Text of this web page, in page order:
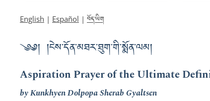
English | Español | བོད་ཡིག
༄༅། །ངེས་དོན་མཐར་ཐུག་གི་སྨོན་ལམ།
Aspiration Prayer of the Ultimate
by Kunkhyen Dolpopa Sherab Gyaltsen